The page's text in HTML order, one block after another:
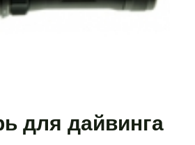
для дайвинга